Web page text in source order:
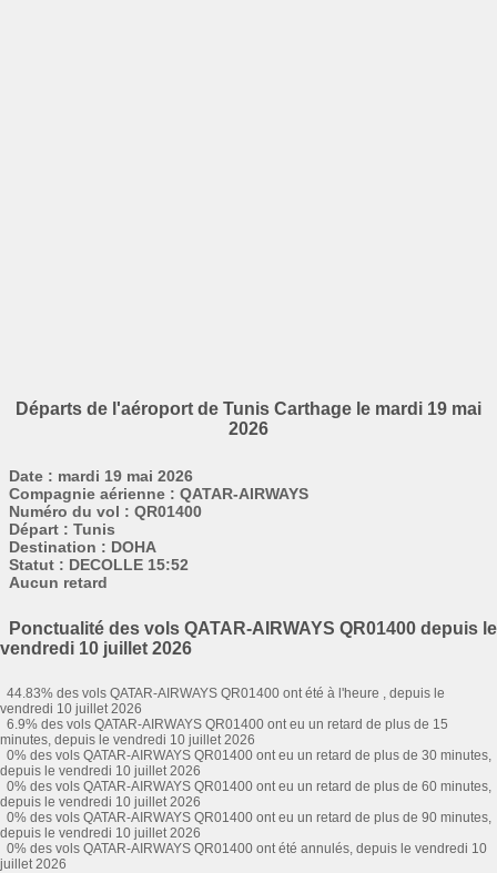
Départs de l'aéroport de Tunis Carthage le mardi 19 mai
2026
Date : mardi 19 mai 2026
Compagnie aérienne : QATAR-AIRWAYS
Numéro du vol : QR01400
Départ : Tunis
Destination : DOHA
Statut : DECOLLE 15:52
Aucun retard
Ponctualité des vols QATAR-AIRWAYS QR01400 depuis le
vendredi 10 juillet 2026
44.83% des vols QATAR-AIRWAYS QR01400 ont été à l'heure , depuis le
vendredi 10 juillet 2026
6.9% des vols QATAR-AIRWAYS QR01400 ont eu un retard de plus de 15
minutes, depuis le vendredi 10 juillet 2026
0% des vols QATAR-AIRWAYS QR01400 ont eu un retard de plus de 30 minutes,
depuis le vendredi 10 juillet 2026
0% des vols QATAR-AIRWAYS QR01400 ont eu un retard de plus de 60 minutes,
depuis le vendredi 10 juillet 2026
0% des vols QATAR-AIRWAYS QR01400 ont eu un retard de plus de 90 minutes,
depuis le vendredi 10 juillet 2026
0% des vols QATAR-AIRWAYS QR01400 ont été annulés, depuis le vendredi 10
juillet 2026